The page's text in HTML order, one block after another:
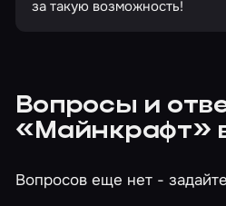
за такую возможность!
Вопросы и
«Майнкрафт»
Вопросов еще нет -